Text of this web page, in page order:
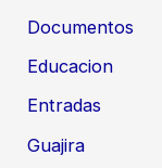
Documentos
Educacion
Entradas
Guajira